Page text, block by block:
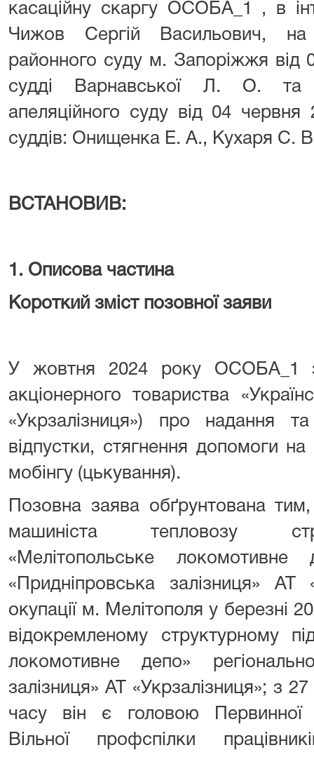
касаційну скаргу ОСОБА_1 , в
Чижов Сергій Васильович, на
районного суду м. Запоріжжя від
судді Варнавської Л. О. та
апеляційного суду від 04 червня
суддів: Онищенка Е. А., Кухаря С.
ВСТАНОВИВ:
1. Описова частина
Короткий зміст позовної заяви
У жовтня 2024 року ОСОБА_1
акціонерного товариства
«Укрзалізниця») про надання
відпустки, стягнення допомоги
мобінгу (цькування).
Позовна заява обґрунтована
машиніста тепловозу
«Мелітопольське локомотивне
«Придніпровська залізниця» АТ
окупації м. Мелітополя у березні
відокремленому структурному
локомотивне депо»
залізниця» АТ «Укрзалізниця»; з
часу він є головою Первинної
Вільної профспілки